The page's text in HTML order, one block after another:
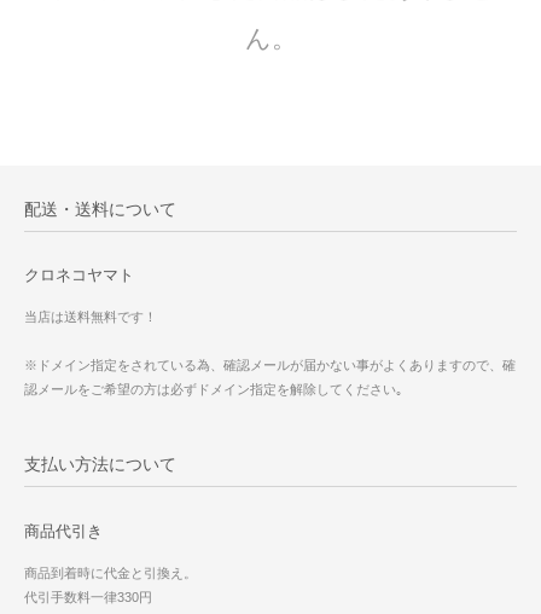
ん。
配送・送料について
クロネコヤマト
当店は送料無料です！
※ドメイン指定をされている為、確認メールが届かない事がよくありますので、確
認メールをご希望の方は必ずドメイン指定を解除してください｡
支払い方法について
商品代引き
商品到着時に代金と引換え。
代引手数料一律330円